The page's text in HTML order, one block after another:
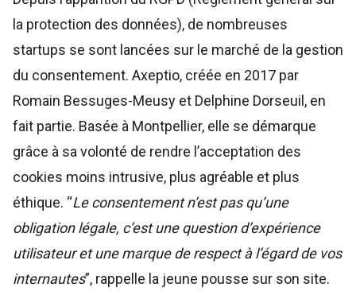
la protection des données), de nombreuses
startups se sont lancées sur le marché de la gestion
du consentement. Axeptio, créée en 2017 par
Romain Bessuges-Meusy et Delphine Dorseuil, en
fait partie. Basée à Montpellier, elle se démarque
grâce à sa volonté de rendre l’acceptation des
cookies moins intrusive, plus agréable et plus
éthique. “Le consentement n’est pas qu’une
obligation légale, c’est une question d’expérience
utilisateur et une marque de respect à l’égard de vos
internautes”, rappelle la jeune pousse sur son site.